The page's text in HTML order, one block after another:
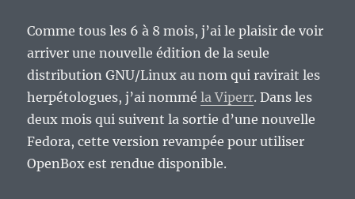
Studio
?
Comme tous les 6 à 8 mois, j’ai le plaisir de voir
arriver une nouvelle édition de la seule
distribution GNU/Linux au nom qui ravirait les
herpétologues, j’ai nomméla Viperr. Dans les
deux mois qui suivent la sortie d’une nouvelle
Fedora, cette version revampée pour utiliser
OpenBox est rendue disponible.